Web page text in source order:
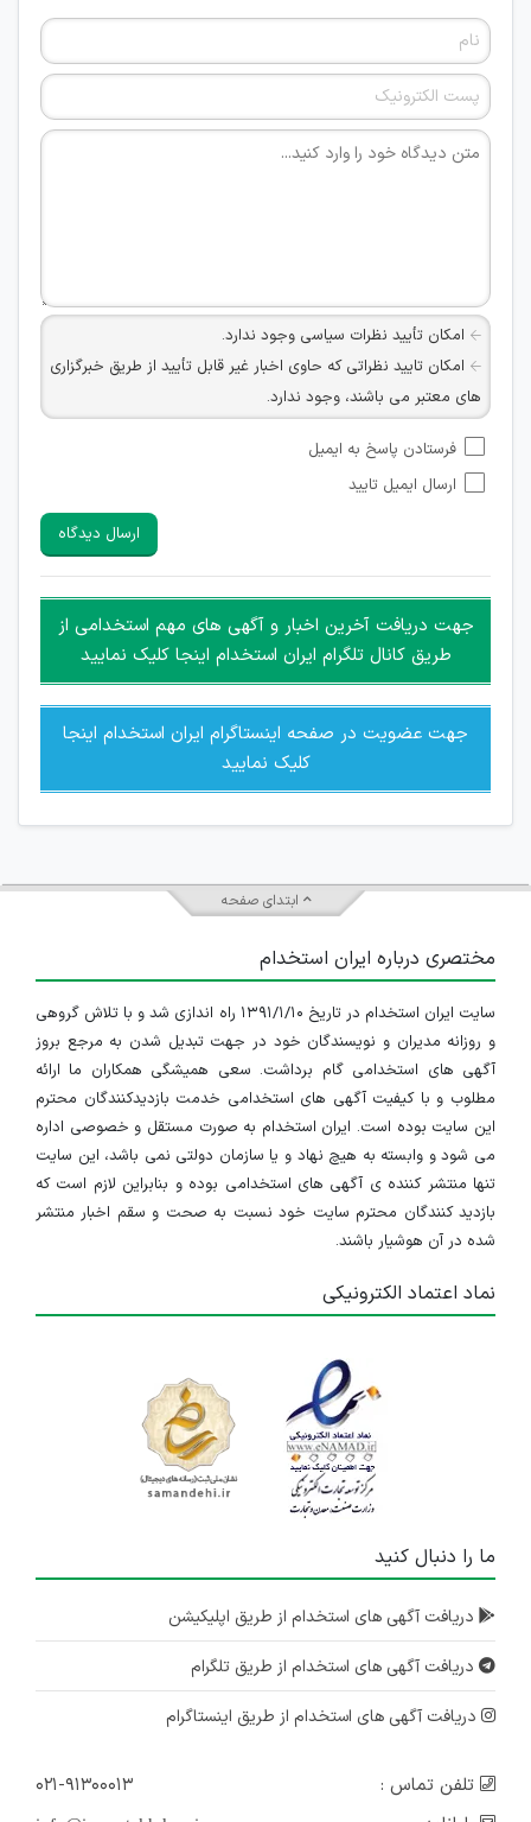
امکان تأیید نظرات سیاسی وجود ندارد.
امکان تایید نظراتی که حاوی اخبار غیر قابل تأیید از طریق خبرگزاری
های معتبر می باشند، وجود ندارد.
شبکه های مجازی ارتباطی می باشند وجود ندارد.
امکان تأیید نظرات کاربرانی که به هر طریقی قصد مأیوس کردن
هرگونه تحریک، تحقیر و کنایه به سایر افراد (مسئول و غیر مسئول)
غیر مجاز می باشد.
امکان هماهنگی برای هرگونه ملاقات حضوری چه به صورت دسته
جمعی و چه فردی توسط کاربران سایت وجود ندارد.
فرستادن پاسخ به ایمیل
ارسال ایمیل تایید
ارسال دیدگاه
جهت دریافت آخرین اخبار و آگهی های مهم استخدامی از
طریق کانال تلگرام ایران استخدام اینجا کلیک نمایید
جهت عضویت در صفحه اینستاگرام ایران استخدام اینجا
کلیک نمایید
ابتدای صفحه
مختصری درباره ایران استخدام
سایت ایران استخدام در تاریخ ۱۳۹۱/۱/۱۰ راه اندازی شد و با تلاش گروهی
و روزانه مدیران و نویسندگان خود در جهت تبدیل شدن به مرجع بروز
آگهی های استخدامی گام برداشت. سعی همیشگی همکاران ما ارائه
مطلوب و با کیفیت آگهی های استخدامی خدمت بازدیدکنندگان محترم
این سایت بوده است. ایران استخدام به صورت مستقل و خصوصی اداره
می شود و وابسته به هیچ نهاد و یا سازمان دولتی نمی باشد، این سایت
تنها منتشر کننده ی آگهی های استخدامی بوده و بنابراین لازم است که
بازدید کنندگان محترم سایت خود نسبت به صحت و سقم اخبار منتشر
شده در آن هوشیار باشند.
نماد اعتماد الکترونیکی
ما را دنبال کنید
دریافت آگهی های استخدام از طریق اپلیکیشن
دریافت آگهی های استخدام از طریق تلگرام
دریافت آگهی های استخدام از طریق اینستاگرام
تلفن تماس :
۰۲۱-۹۱۳۰۰۰۱۳